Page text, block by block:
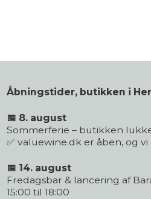
Åbningstider, butikken i
📅 8. august
Sommerferie – butikken
✅ valuewine.dk er åben, og
📅 14. august
Fredagsbar & lancering af
15:00 til 18:00